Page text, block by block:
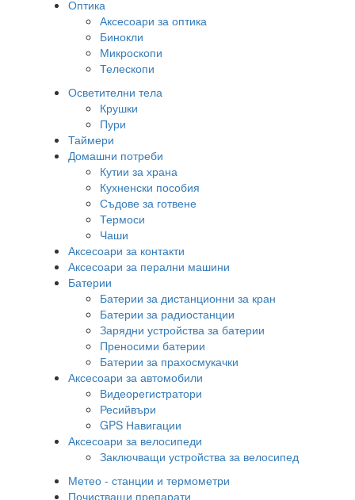
Оптика
Аксесоари за оптика
Бинокли
Микроскопи
Телескопи
Осветителни тела
Крушки
Пури
Таймери
Домашни потреби
Кутии за храна
Кухненски пособия
Съдове за готвене
Термоси
Чаши
Аксесоари за контакти
Аксесоари за перални машини
Батерии
Батерии за дистанционни за кран
Батерии за радиостанции
Зарядни устройства за батерии
Преносими батерии
Батерии за прахосмукачки
Аксесоари за автомобили
Видеорегистратори
Ресийвъри
GPS Навигации
Аксесоари за велосипеди
Заключващи устройства за велосипед
Метео - станции и термометри
Почистващи препарати